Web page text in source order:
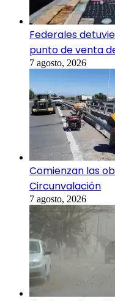
Federales
punto de venta
7 agosto, 2026
Comienzan las
Circunvalación
7 agosto, 2026